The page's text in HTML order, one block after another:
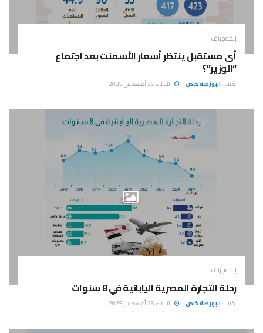
إنفوجراف
أى مستقبل ينتظر أسعار الأسمنت بعد اجتماع
“الوزير”؟
كتب : البورصة خاص الثلاثاء 26 أغسطس 2025
إنفوجراف
رحلة التجارة المصرية اليابانية في 8 سنوات
كتب : البورصة خاص الثلاثاء 26 أغسطس 2025